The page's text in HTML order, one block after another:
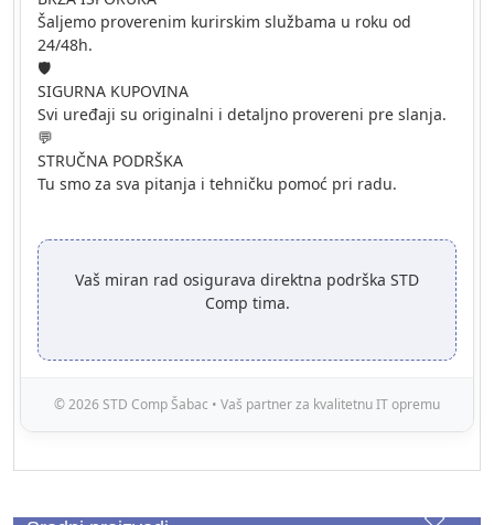
Šaljemo proverenim kurirskim službama u roku od
24/48h.
🛡️
SIGURNA KUPOVINA
Svi uređaji su originalni i detaljno provereni pre slanja.
💬
STRUČNA PODRŠKA
Tu smo za sva pitanja i tehničku pomoć pri radu.
Vaš miran rad osigurava direktna podrška STD
Comp tima.
© 2026 STD Comp Šabac • Vaš partner za kvalitetnu IT opremu